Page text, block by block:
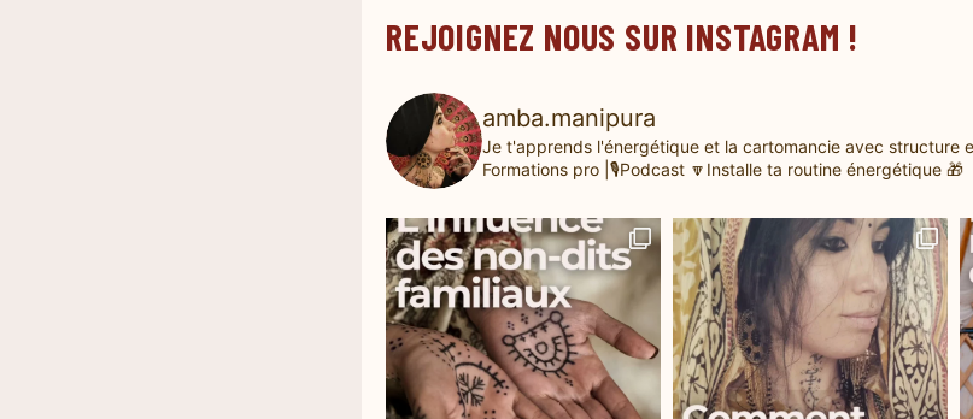
REJOIGNEZ NOUS SUR INSTAGRAM !
amba.manipura
Je t'apprends l'énergétique et la cartomancie avec structure
Formations pro |🎙️Podcast 🔽Installe ta routine énergétique 🎁